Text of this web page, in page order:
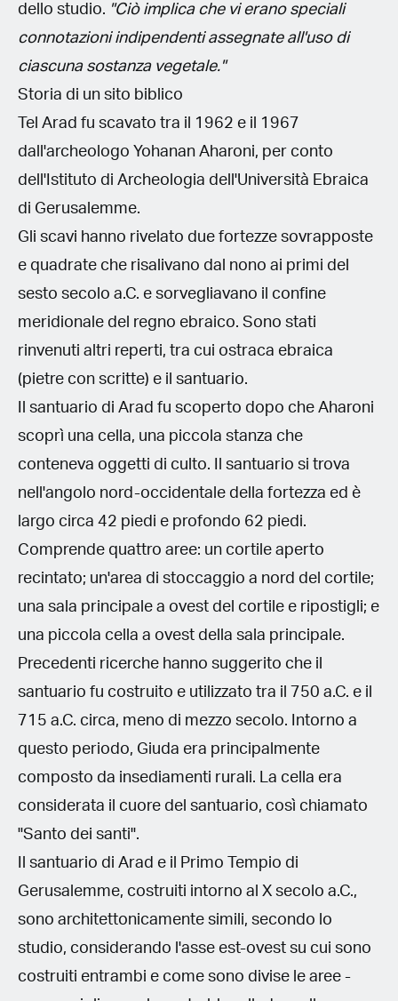
dello studio. "Ciò implica che vi erano speciali
connotazioni indipendenti assegnate all'uso di
ciascuna sostanza vegetale."
Storia di un sito biblico
Tel Arad fu scavato tra il 1962 e il 1967
dall'archeologo Yohanan Aharoni, per conto
dell'Istituto di Archeologia dell'Università Ebraica
di Gerusalemme.
Gli scavi hanno rivelato due fortezze sovrapposte
e quadrate che risalivano dal nono ai primi del
sesto secolo a.C. e sorvegliavano il confine
meridionale del regno ebraico. Sono stati
rinvenuti altri reperti, tra cui ostraca ebraica
(pietre con scritte) e il santuario.
Il santuario di Arad fu scoperto dopo che Aharoni
scoprì una cella, una piccola stanza che
conteneva oggetti di culto. Il santuario si trova
nell'angolo nord-occidentale della fortezza ed è
largo circa 42 piedi e profondo 62 piedi.
Comprende quattro aree: un cortile aperto
recintato; un'area di stoccaggio a nord del cortile;
una sala principale a ovest del cortile e ripostigli; e
una piccola cella a ovest della sala principale.
Precedenti ricerche hanno suggerito che il
santuario fu costruito e utilizzato tra il 750 a.C. e il
715 a.C. circa, meno di mezzo secolo. Intorno a
questo periodo, Giuda era principalmente
composto da insediamenti rurali. La cella era
considerata il cuore del santuario, così chiamato
"Santo dei santi".
Il santuario di Arad e il Primo Tempio di
Gerusalemme, costruiti intorno al X secolo a.C.,
sono architettonicamente simili, secondo lo
studio, considerando l'asse est-ovest su cui sono
costruiti entrambi e come sono divise le aree -